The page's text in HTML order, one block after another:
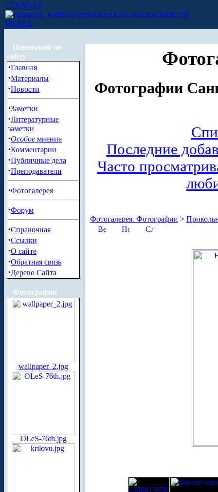
ГЛАВНАЯ
МЫСЛИ
ВСЛУХ
Навигация по
сайту
·Главная
·Материалы
·Новости
·Заметки
·Литературные
заметки
·Особое мнение
·Комментарии
·Публичные дела
·Преподаватели
·Фотогалерея
·Форум
·Справочная
·Ссылки
·О сайте
·Обратная связь
·Дерево Сайта
Фотографии
wallpaper_2.jpg
OLeS-76th.jpg
Фотографии
Последние
Часто
Фотогалерея. Фотографии >